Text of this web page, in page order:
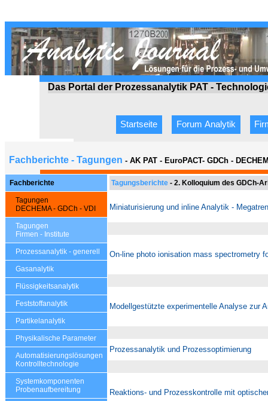
Das Portal der Prozessanalytik PAT -
Startseite Forum Analytik
Fachberichte - Tagungen - AK PAT - EuroPACT- GDCh -
Fachberichte
Tagungen
DECHEMA - GDCh - VDI
Tagungen
Firmen - Institute
Prozessanalytik - generell
Gasanalytik
Flüssigkeitsanalytik
Feststoffanalytik
Partikelanalytik
Physikalische Parameter
Automatisierungslösungen
Kontrolltechnologie
Systemkomponenten
Probenaufbereitung
Tagungsberichte - 2. Kolloquium des GDCh-
Miniaturisierung und inline Analytik -
On-line photo ionisation mass spectrometry
Modellgestützte experimentelle Analyse zur
Prozessanalytik und Prozessoptimierung
Reaktions- und Prozesskontrolle mit